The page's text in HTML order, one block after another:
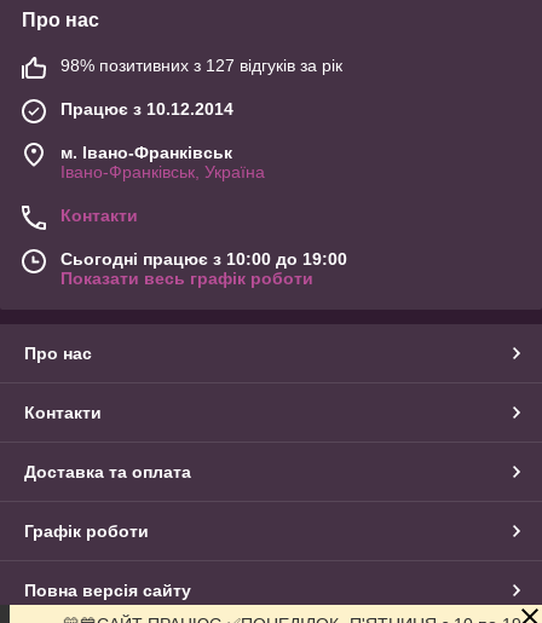
Про нас
98% позитивних з 127 відгуків за рік
Працює з 10.12.2014
м. Івано-Франківськ
Івано-Франківськ, Україна
Контакти
Сьогодні працює з 10:00 до 19:00
Показати весь графік роботи
Про нас
Контакти
Доставка та оплата
Графік роботи
Повна версія сайту